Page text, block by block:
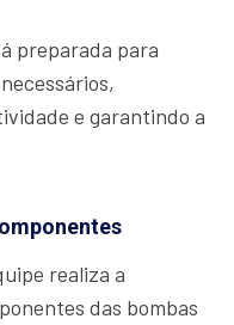
preparada para
e garantindo a
realiza a
das bombas